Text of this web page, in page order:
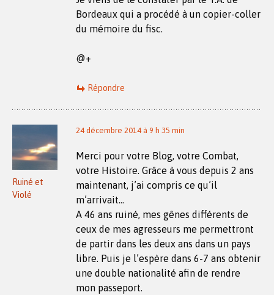
Bordeaux qui a procédé à un copier-coller
du mémoire du fisc.
@+
Répondre
Ruiné et
Violé
24 décembre 2014 à 9 h 35 min
Merci pour votre Blog, votre Combat,
votre Histoire. Grâce à vous depuis 2 ans
maintenant, j’ai compris ce qu’il
m’arrivait…
A 46 ans ruiné, mes gênes différents de
ceux de mes agresseurs me permettront
de partir dans les deux ans dans un pays
libre. Puis je l’espère dans 6-7 ans obtenir
une double nationalité afin de rendre
mon passeport.